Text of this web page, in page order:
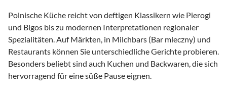
Polnische Küche reicht von deftigen Klassikern wie Pierogi
und Bigos bis zu modernen Interpretationen regionaler
Spezialitäten. Auf Märkten, in Milchbars (Bar mleczny) und
Restaurants können Sie unterschiedliche Gerichte probieren.
Besonders beliebt sind auch Kuchen und Backwaren, die sich
hervorragend für eine süße Pause eignen.